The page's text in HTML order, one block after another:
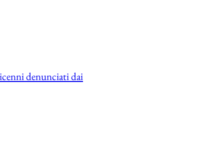
denunciati dai